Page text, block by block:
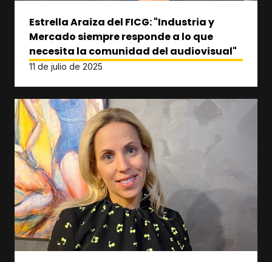
Estrella Araiza del FICG: "Industria y
Mercado siempre responde a lo que
necesita la comunidad del audiovisual"
11 de julio de 2025